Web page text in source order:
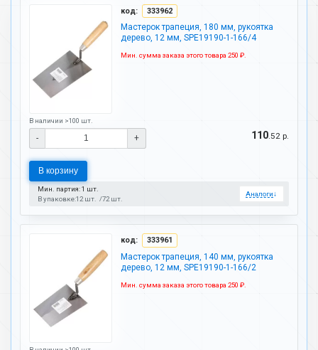
код: 333962
Мастерок трапеция, 180 мм, рукоятка
дерево, 12 мм, SPE19190-1-166/4
Мин. сумма заказа этого товара 250 ₽.
В наличии >100 шт.
- + 110.52 р.
В корзину
Мин. партия: 1 шт.
В упаковке:12 шт. 72 шт.
Аналоги↓
код: 333961
Мастерок трапеция, 140 мм, рукоятка
дерево, 12 мм, SPE19190-1-166/2
Мин. сумма заказа этого товара 250 ₽.